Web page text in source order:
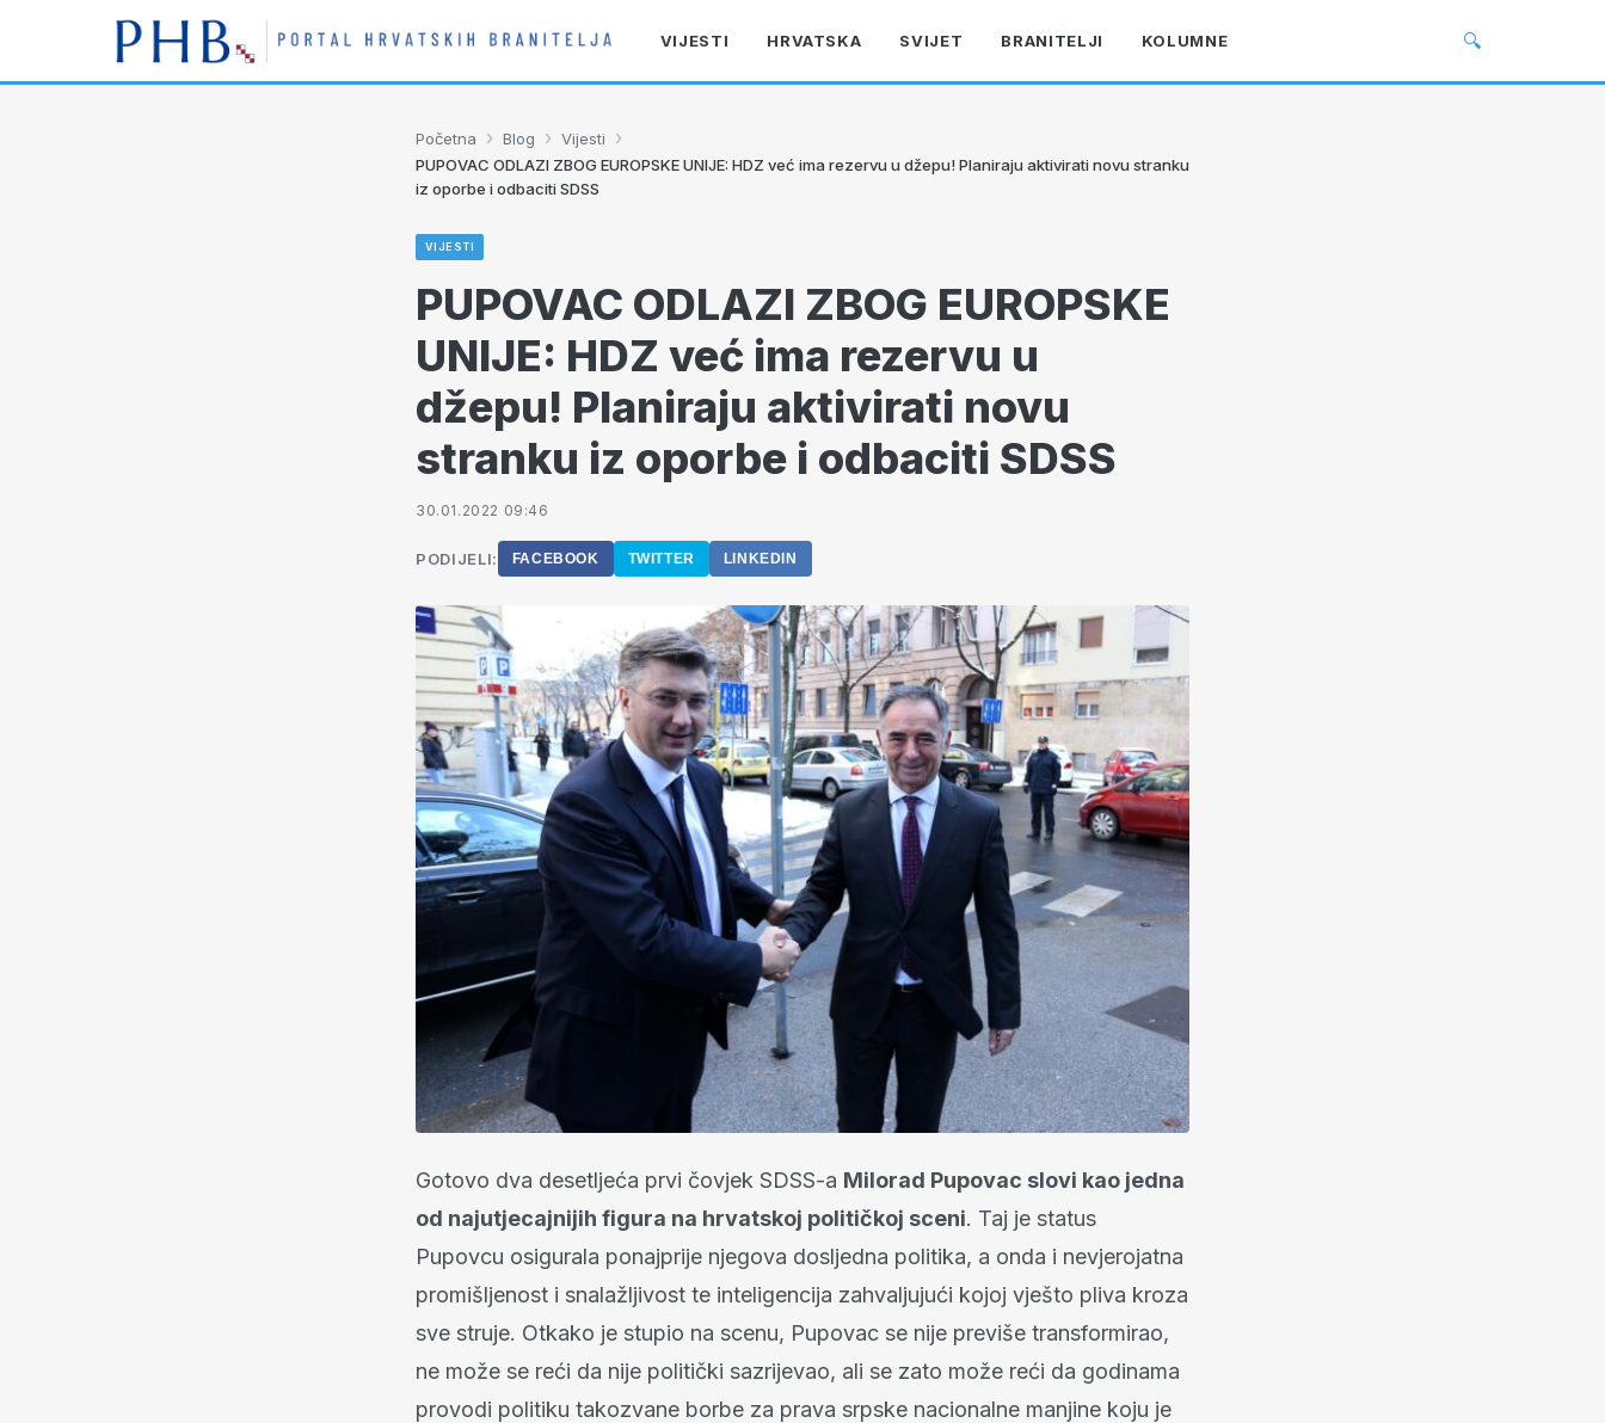
VIJESTI HRVATSKA SVIJET BRANITELJI KOLUMNE 🔍
Početna › Blog › Vijesti ›
PUPOVAC ODLAZI ZBOG EUROPSKE UNIJE: HDZ već ima rezervu u džepu! Planiraju aktivirati novu stranku
iz oporbe i odbaciti SDSS
VIJESTI
PUPOVAC ODLAZI ZBOG EUROPSKE
UNIJE: HDZ već ima rezervu u
džepu! Planiraju aktivirati novu
stranku iz oporbe i odbaciti SDSS
30.01.2022 09:46
PODIJELI: FACEBOOK TWITTER LINKEDIN
Gotovo dva desetljeća prvi čovjek SDSS-a Milorad Pupovac slovi kao jedna
od najutjecajnijih figura na hrvatskoj političkoj sceni. Taj je status
Pupovcu osigurala ponajprije njegova dosljedna politika, a onda i nevjerojatna
promišljenost i snalažljivost te inteligencija zahvaljujući kojoj vješto pliva kroza
sve struje. Otkako je stupio na scenu, Pupovac se nije previše transformirao,
ne može se reći da nije politički sazrijevao, ali se zato može reći da godinama
provodi politiku takozvane borbe za prava srpske nacionalne manjine koju je